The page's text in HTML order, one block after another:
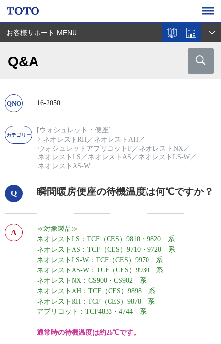
お客様サポート MENU
Q&A
16-2050
[ウォシュレット・便座]
ネオレストRH／ ネオレストAH／
ウォシュレットアプリコットF／ ネオレストNX／
ネオレストLS ／ ネオレストAS ／ ネオレストLS-W／
ネオレストAS-W
瞬間暖房便座の待機温度は何℃ですか？
≪対象製品≫
ネオレストLS：TCF（CES）9810・9820 系
ネオレストAS：TCF（CES）9710・9720 系
ネオレストLS-W：TCF（CES）9970 系
ネオレストAS-W：TCF（CES）9930 系
ネオレストNX：CS900・CS902 系
ネオレストAH：TCF（CES）9898 系
ネオレストRH：TCF（CES）9878 系
アプリコット：TCF4833・4744 系
通常時の待機温度は約26℃です。